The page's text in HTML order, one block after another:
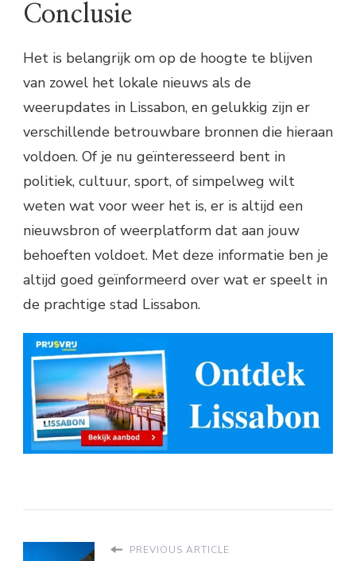
Conclusie
Het is belangrijk om op de hoogte te blijven
van zowel het lokale nieuws als de
weerupdates in Lissabon, en gelukkig zijn er
verschillende betrouwbare bronnen die hieraan
voldoen. Of je nu geïnteresseerd bent in
politiek, cultuur, sport, of simpelweg wilt
weten wat voor weer het is, er is altijd een
nieuwsbron of weerplatform dat aan jouw
behoeften voldoet. Met deze informatie ben je
altijd goed geïnformeerd over wat er speelt in
de prachtige stad Lissabon.
PREVIOUS ARTICLE